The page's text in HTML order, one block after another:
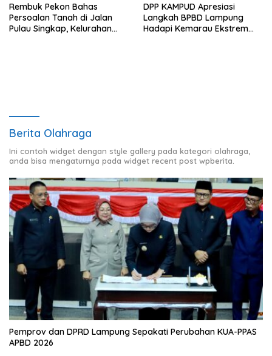
Rembuk Pekon Bahas
Persoalan Tanah di Jalan
Pulau Singkap, Kelurahan
DPP KAMPUD Apresiasi
Langkah BPBD Lampung
Hadapi Kemarau Ekstrem
Berita Olahraga
Ini contoh widget dengan style gallery pada kategori olahraga,
anda bisa mengaturnya pada widget recent post wpberita.
Pemprov dan DPRD Lampung Sepakati Perubahan KUA-PPAS
APBD 2026